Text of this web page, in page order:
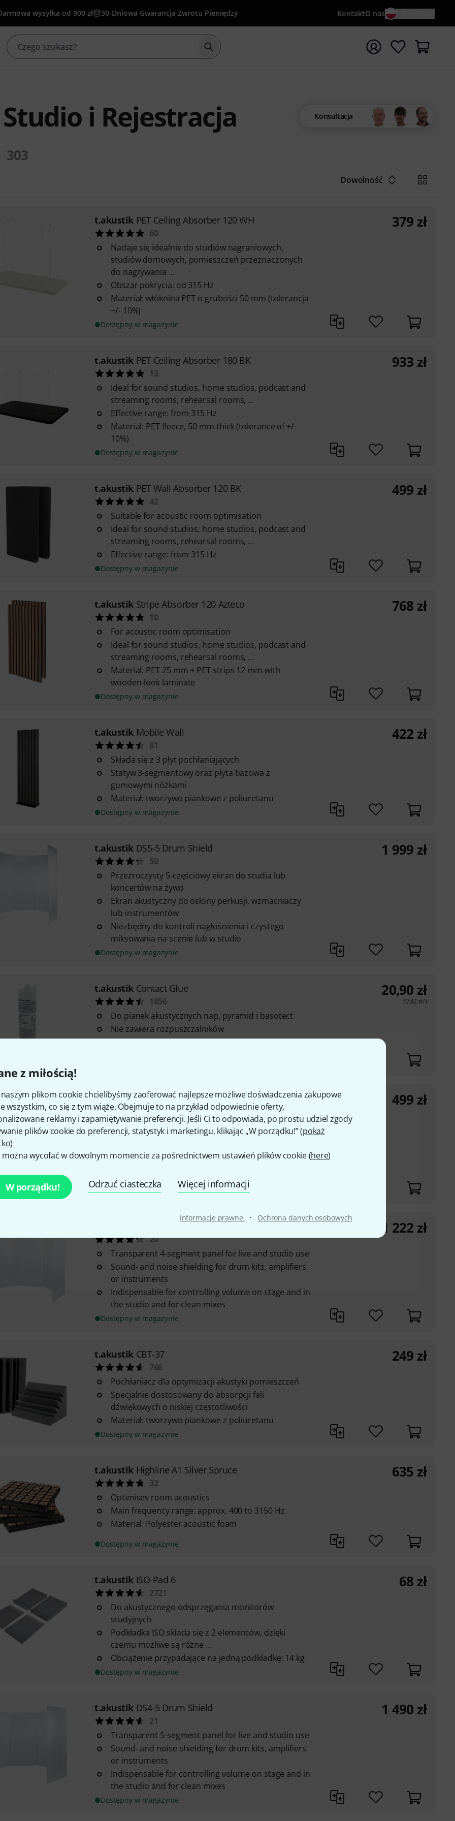
z miłością!
naszym plikom cookie chcielibyśmy zaoferować najlepsze możliwe doświadczenia zakupowe
wszystkim, co się z tym wiąże. Obejmuje to na przykład odpowiednie oferty,
reklamy i zapamiętywanie preferencji. Jeśli Ci to odpowiada, po prostu udziel zgody
plików cookie do preferencji, statystyk i marketingu, klikając „W porządku!” (pokaż
)
można wycofać w dowolnym momencie za pośrednictwem ustawień plików cookie (here)
W porządku! Odrzuć ciasteczka Więcej informacji
Informacje prawne · Ochrona danych osobowych
wysyłka od 900 zł 30-Dniowa Gwarancja Zwrotu Pieniędzy KontaktO nas
Rozpocznij wyszukiwanie od słowa kluczowego {searchTerm}
i Rejestracja
303
Konsultacja
Dowolność
t.akustik PET Ceiling Absorber 120 WH
60
Nadaje się idealnie do studiów nagraniowych,
studiów domowych, pomieszczeń przeznaczonych
do nagrywania ...
Obszar pokrycia: od 315 Hz
Materiał: włóknina PET o grubości 50 mm (tolerancja
+/- 10%)
Dostępny w magazynie
379 zł
t.akustik PET Ceiling Absorber 180 BK
13
Ideal for sound studios, home studios, podcast and
streaming rooms, rehearsal rooms, ...
Effective range: from 315 Hz
Material: PET fleece, 50 mm thick (tolerance of +/-
10%)
Dostępny w magazynie
933 zł
t.akustik PET Wall Absorber 120 BK
42
Suitable for acoustic room optimisation
Ideal for sound studios, home studios, podcast and
streaming rooms, rehearsal rooms, ...
Effective range: from 315 Hz
Dostępny w magazynie
499 zł
t.akustik Stripe Absorber 120 Azteco
10
For acoustic room optimisation
Ideal for sound studios, home studios, podcast and
streaming rooms, rehearsal rooms, ...
Material: PET 25 mm + PET strips 12 mm with
wooden-look laminate
Dostępny w magazynie
768 zł
t.akustik Mobile Wall
81
Składa się z 3 płyt pochłaniających
Statyw 3-segmentowy oraz płyta bazowa z
gumowymi nóżkami
Materiał: tworzywo piankowe z poliuretanu
Dostępny w magazynie
422 zł
t.akustik DS5-5 Drum Shield
50
Przezroczysty 5-częściowy ekran do studia lub
koncertów na żywo
Ekran akustyczny do osłony perkusji, wzmacniaczy
lub instrumentów
Niezbędny do kontroli nagłośnienia i czystego
miksowania na scenie lub w studio
Dostępny w magazynie
1 999 zł
t.akustik Contact Glue
1856
Do pianek akustycznych nap, pyramid i basotect
Nie zawiera rozpuszczalników
Elastoplastyczny
20,90 zł
67,42zł/ l
t.akustik PET Wall Absorber 120 SGR
42
Do optymalizacji akustycznej pomieszczenia
Nadaje się idealnie do studiów nagraniowych,
studiów domowych, pomieszczeń przeznaczonych
do nagrywania ...
Dostępny w magazynie
499 zł
DS4-4 Drum Shield
20
Transparent 4-segment panel for live and studio use
Sound- and noise shielding for drum kits, amplifiers
or instruments
Indispensable for controlling volume on stage and in
the studio and for clean mixes
Dostępny w magazynie
1 222 zł
t.akustik CBT-37
766
Pochłaniacz dla optymizacji akustyki pomieszczeń
Specjalnie dostosowany do absorpcji fali
dźwiękowych o niskiej częstotliwości
Materiał: tworzywo piankowe z poliuretanu
Dostępny w magazynie
249 zł
t.akustik Highline A1 Silver Spruce
32
Optimises room acoustics
Main frequency range: approx. 400 to 3150 Hz
Material: Polyester acoustic foam
Dostępny w magazynie
635 zł
t.akustik ISO-Pad 6
2721
Do akustycznego odsprzęgania monitorów
studyjnych
Podkładka ISO składa się z 2 elementów, dzięki
czemu możliwe są różne ...
Obciążenie przypadające na jedną podkładkę: 14 kg
Dostępny w magazynie
68 zł
t.akustik DS4-5 Drum Shield
21
Transparent 5-segment panel for live and studio use
Sound- and noise shielding for drum kits, amplifiers
or instruments
Indispensable for controlling volume on stage and in
the studio and for clean mixes
Dostępny w magazynie
1 490 zł